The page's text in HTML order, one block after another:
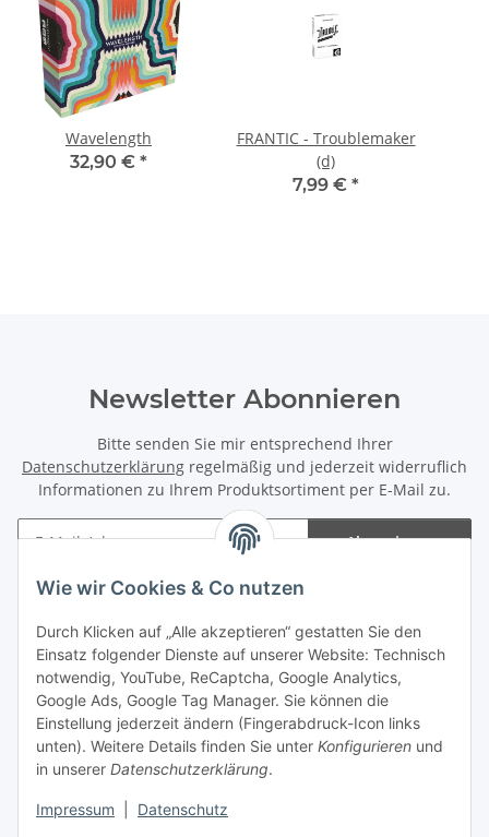
Wie wir Cookies & Co nutzen
Durch Klicken auf „Alle akzeptieren“ gestatten Sie den
Einsatz folgender Dienste auf unserer Website: Technisch
notwendig, YouTube, ReCaptcha, Google Analytics,
Google Ads, Google Tag Manager. Sie können die
Einstellung jederzeit ändern (Fingerabdruck-Icon links
unten). Weitere Details finden Sie unter Konfigurieren und
in unserer Datenschutzerklärung.
Impressum Datenschutz
Wavelength
32,90 € *
FRANTIC - Troublemaker
(d)
7,99 € *
Newsletter Abonnieren
Bitte senden Sie mir entsprechend Ihrer
Datenschutzerklärung regelmäßig und jederzeit widerruflich
Informationen zu Ihrem Produktsortiment per E-Mail zu.
Abonnieren
Newsletter Abonnieren
Informationen
Gesetzliche Informationen
Spieletreffs in Jülich & Umgebung